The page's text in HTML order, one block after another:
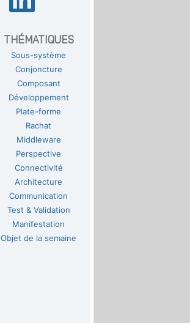
THÉMATIQUES
Sous-système
Conjoncture
Composant
Développement
Plate-forme
Rachat
Middleware
Perspective
Connectivité
Architecture
Communication
Test & Validation
Manifestation
Objet de la semaine